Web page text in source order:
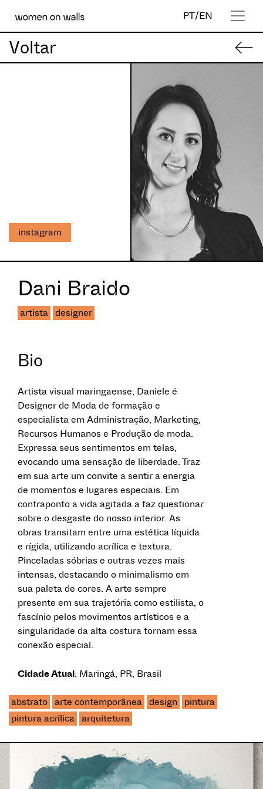
PT/EN
Voltar
instagram
Dani Braido
artista designer
Bio
Artista visual maringaense, Daniele é
Designer de Moda de formação e
especialista em Administração, Marketing,
Recursos Humanos e Produção de moda.
Expressa seus sentimentos em telas,
evocando uma sensação de liberdade. Traz
em sua arte um convite a sentir a energia
de momentos e lugares especiais. Em
contraponto a vida agitada a faz questionar
sobre o desgaste do nosso interior. As
obras transitam entre uma estética líquida
e rígida, utilizando acrílica e textura.
Pinceladas sóbrias e outras vezes mais
intensas, destacando o minimalismo em
sua paleta de cores. A arte sempre
presente em sua trajetória como estilista, o
fascínio pelos movimentos artísticos e a
singularidade da alta costura tornam essa
conexão especial.
Cidade Atual: Maringá, PR, Brasil
abstrato arte contemporânea design
pintura
pintura acrílica
arquitetura